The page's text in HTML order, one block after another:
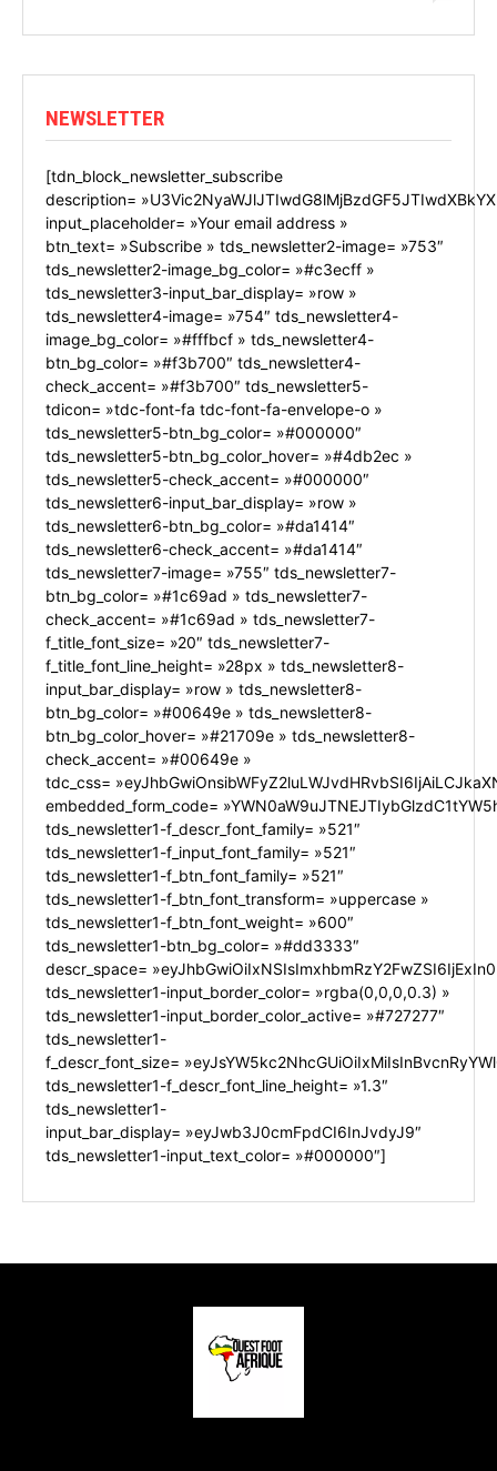
NEWSLETTER
[tdn_block_newsletter_subscribe
description=
input_placeholder= »Your email address »
btn_text= »Subscribe » tds_newsletter2-image= »753″
tds_newsletter2-image_bg_color= »#c3ecff »
tds_newsletter3-input_bar_display= »row »
tds_newsletter4-image= »754″ tds_newsletter4-
image_bg_color= »#fffbcf » tds_newsletter4-
btn_bg_color= »#f3b700″ tds_newsletter4-
check_accent= »#f3b700″ tds_newsletter5-
tdicon= »tdc-font-fa tdc-font-fa-envelope-o »
tds_newsletter5-btn_bg_color= »#000000″
tds_newsletter5-btn_bg_color_hover= »#4db2ec »
tds_newsletter5-check_accent= »#000000″
tds_newsletter6-input_bar_display= »row »
tds_newsletter6-btn_bg_color= »#da1414″
tds_newsletter6-check_accent= »#da1414″
tds_newsletter7-image= »755″ tds_newsletter7-
btn_bg_color= »#1c69ad » tds_newsletter7-
check_accent= »#1c69ad » tds_newsletter7-
f_title_font_size= »20″ tds_newsletter7-
f_title_font_line_height= »28px » tds_newsletter8-
input_bar_display= »row » tds_newsletter8-
btn_bg_color= »#00649e » tds_newsletter8-
btn_bg_color_hover= »#21709e » tds_newsletter8-
check_accent= »#00649e »
tdc_css=
embedded_form_code=
tds_newsletter1-f_descr_font_family= »521″
tds_newsletter1-f_input_font_family= »521″
tds_newsletter1-f_btn_font_family= »521″
tds_newsletter1-f_btn_font_transform= »uppercase »
tds_newsletter1-f_btn_font_weight= »600″
tds_newsletter1-btn_bg_color= »#dd3333″
descr_space=
tds_newsletter1-input_border_color= »rgba(0,0,0,0.3) »
tds_newsletter1-input_border_color_active= »#727277″
tds_newsletter1-
f_descr_font_size=
tds_newsletter1-f_descr_font_line_height= »1.3″
tds_newsletter1-
input_bar_display= »eyJwb3J0cmFpdCI6InJvdyJ9″
tds_newsletter1-input_text_color= »#000000″]